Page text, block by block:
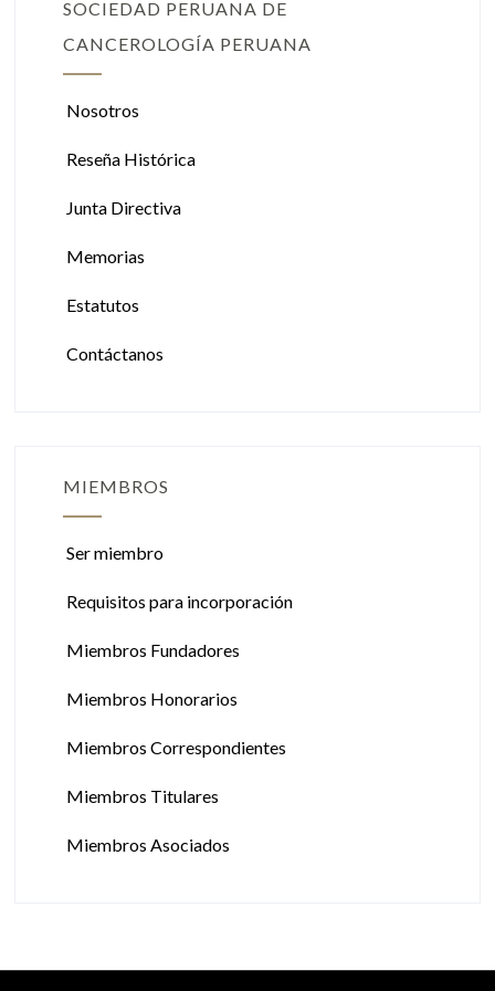
SOCIEDAD PERUANA DE
CANCEROLOGÍA PERUANA
Nosotros
Reseña Histórica
Junta Directiva
Memorias
Estatutos
Contáctanos
MIEMBROS
Ser miembro
Requisitos para incorporación
Miembros Fundadores
Miembros Honorarios
Miembros Correspondientes
Miembros Titulares
Miembros Asociados